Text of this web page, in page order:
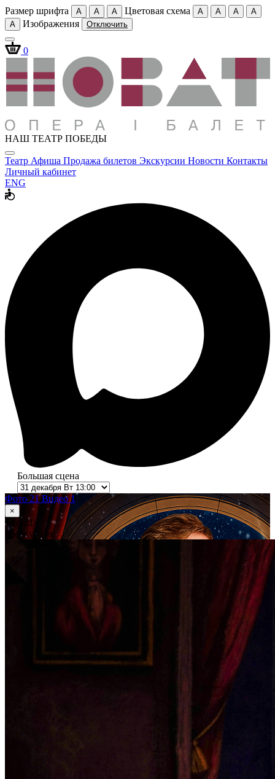
Размер шрифта A A A Цветовая схема A A A
A
A
Изображения Отключить
0
НАШ ТЕАТР ПОБЕДЫ
Театр Афиша Продажа билетов Экскурсии Новости Контакты
Личный кабинет
ENG
Большая сцена
Фото 21Видео 1
×
1
из 21
Щелкунчик